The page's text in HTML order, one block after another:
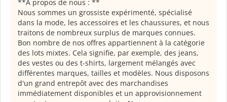
**À propos de nous : **
Nous sommes un grossiste expérimenté, spécialisé
dans la mode, les accessoires et les chaussures, et nous
traitons de nombreux surplus de marques connues.
Bon nombre de nos offres appartiennent à la catégorie
des lots mixtes. Cela signifie, par exemple, des jeans,
des vestes ou des t-shirts, largement mélangés avec
différentes marques, tailles et modèles. Nous disposons
d'un grand entrepôt avec des marchandises
immédiatement disponibles et un approvisionnement